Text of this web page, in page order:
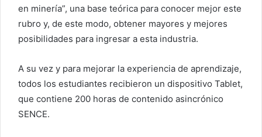
en minería”, una base teórica para conocer mejor este
rubro y, de este modo, obtener mayores y mejores
posibilidades para ingresar a esta industria.
A su vez y para mejorar la experiencia de aprendizaje,
todos los estudiantes recibieron un dispositivo Tablet,
que contiene 200 horas de contenido asincrónico
SENCE.